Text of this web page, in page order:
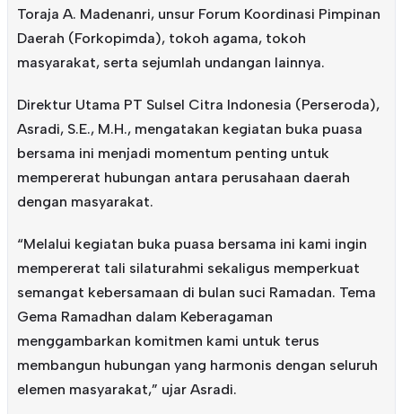
Toraja A. Madenanri, unsur Forum Koordinasi Pimpinan
Daerah (Forkopimda), tokoh agama, tokoh
masyarakat, serta sejumlah undangan lainnya.
Direktur Utama PT Sulsel Citra Indonesia (Perseroda),
Asradi, S.E., M.H., mengatakan kegiatan buka puasa
bersama ini menjadi momentum penting untuk
mempererat hubungan antara perusahaan daerah
dengan masyarakat.
“Melalui kegiatan buka puasa bersama ini kami ingin
mempererat tali silaturahmi sekaligus memperkuat
semangat kebersamaan di bulan suci Ramadan. Tema
Gema Ramadhan dalam Keberagaman
menggambarkan komitmen kami untuk terus
membangun hubungan yang harmonis dengan seluruh
elemen masyarakat,” ujar Asradi.